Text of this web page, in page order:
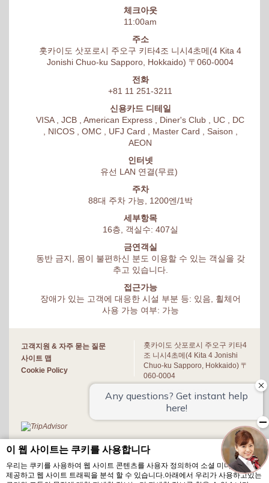
이 웹 사이트는 쿠키를 사용합니다
우리는 쿠키를 사용하여 웹 사이트 콘텐츠를 사용자 정의하여 소셜 미디어 기능을
제공하고 웹 사이트 트래픽을 분석 할 수 있습니다.아래에서 우리가 사용하고있는
체크아웃
11:00am
주소
홋카이도 삿포로시 주오구 키타4조 니시4초메(4 Kita 4
Jonishi Chuo-ku Sapporo, Hokkaido) 〒060-0004
전화
+81 11 251-3211
신용카드 디테일
VISA , JCB , American Express , Diner's Club , UC , DC
, NICOS , OMC , UFJ Card , Master Card , Saison ,
AEON
인터넷
유선 LAN 연결(무료)
주차
88대 주차 가능, 1200엔/1박
세부항목
16층, 객실수: 407실
금연객실
동반 금지, 몸이 불편하신 분도 이용할 수 있는 객실을 갖
추고 있습니다.
접근가능
장애가 있는 고객에 대응한 시설 부분 등: 있음, 휠체어
사용 가능 여부: 가능
고객지원 & 자주 묻는 질문
사이트 맵
Cookie Policy
홋카이도 삿포로시 주오구 키타4
조 니시4초메(4 Kita 4 Jonishi
Chuo-ku Sapporo, Hokkaido) 〒
060-0004
+81 11 251-3211